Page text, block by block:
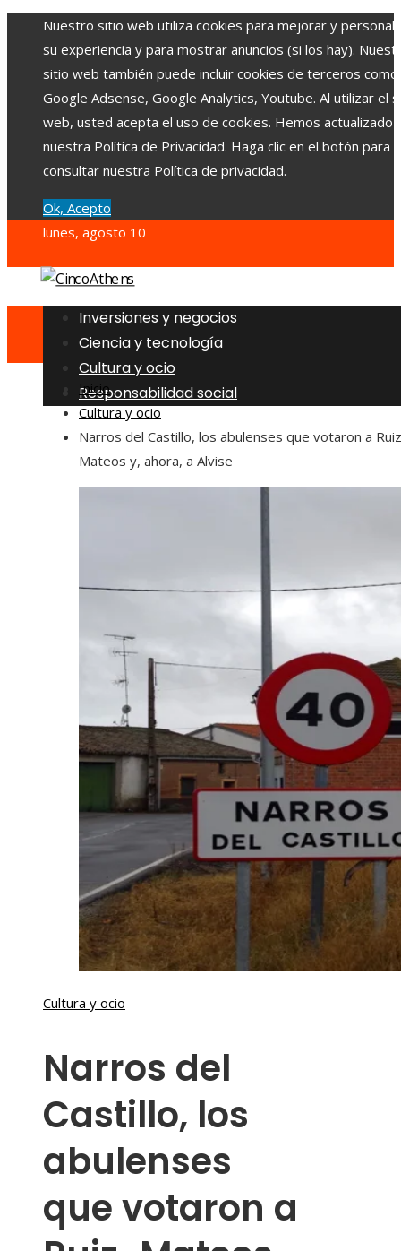
Nuestro sitio web utiliza cookies para mejorar y
su experiencia y para mostrar anuncios (si los hay).
sitio web también puede incluir cookies de terceros como
Google Adsense, Google Analytics, Youtube. Al utilizar el
web, usted acepta el uso de cookies. Hemos actualizado
nuestra Política de Privacidad. Haga clic en el botón para
consultar nuestra Política de privacidad.
Ok, Acepto
lunes, agosto 10
Inversiones y negocios
Ciencia y tecnología
Cultura y ocio
Responsabilidad social
Inicio
Cultura y ocio
Narros del Castillo, los abulenses que votaron a
Mateos y, ahora, a Alvise
Cultura y ocio
Narros del
Castillo, los
abulenses
que votaron a